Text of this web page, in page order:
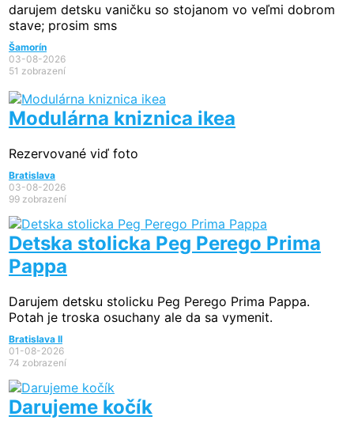
darujem detsku vaničku so stojanom vo veľmi dobrom
stave; prosim sms
Šamorín
03-08-2026
51 zobrazení
Modulárna kniznica ikea
Rezervované viď foto
Bratislava
03-08-2026
99 zobrazení
Detska stolicka Peg Perego Prima
Pappa
Darujem detsku stolicku Peg Perego Prima Pappa.
Potah je troska osuchany ale da sa vymenit.
Bratislava II
01-08-2026
74 zobrazení
Darujeme kočík